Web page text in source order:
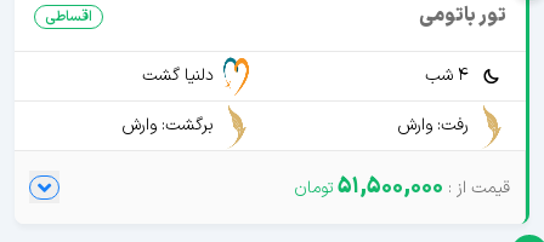
تور باتومی اقساطی
4 شب
دلنیا گشت
رفت: وارش
برگشت: وارش
51,500,000